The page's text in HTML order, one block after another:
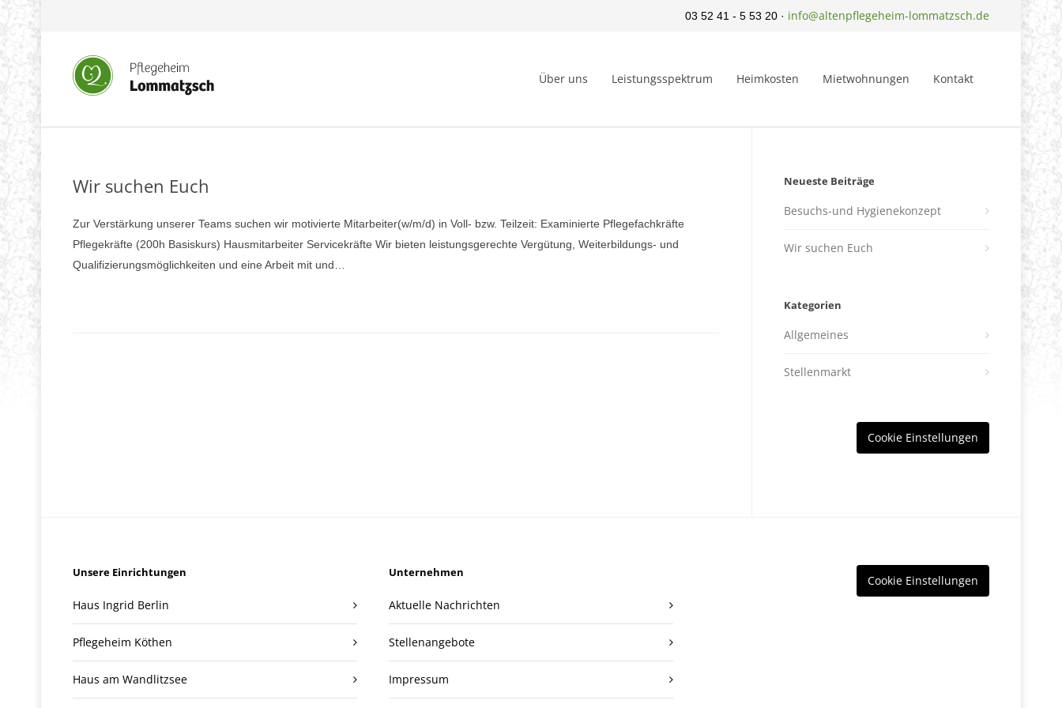
03 52 41 - 5 53 20 · info@altenpflegeheim-lommatzsch.de
Über uns Leistungsspektrum Heimkosten Mietwohnungen Kontakt
Wir suchen Euch
Zur Verstärkung unserer Teams suchen wir motivierte Mitarbeiter(w/m/d) in Voll- bzw. Teilzeit: Examinierte Pflegefachkräfte
Pflegekräfte (200h Basiskurs) Hausmitarbeiter Servicekräfte Wir bieten leistungsgerechte Vergütung, Weiterbildungs- und
Qualifizierungsmöglichkeiten und eine Arbeit mit und…
Neueste Beiträge
Besuchs-und Hygienekonzept
Wir suchen Euch
Kategorien
Allgemeines
Stellenmarkt
Cookie Einstellungen
Unsere Einrichtungen
Haus Ingrid Berlin
Pflegeheim Köthen
Haus am Wandlitzsee
Unternehmen
Aktuelle Nachrichten
Stellenangebote
Impressum
Cookie Einstellungen